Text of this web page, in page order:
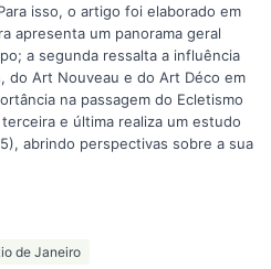
isso, o artigo foi elaborado em
apresenta um panorama geral
a segunda ressalta a influência
do Art Nouveau e do Art Déco em
na passagem do Ecletismo
e última realiza um estudo
abrindo perspectivas sobre a sua
de Janeiro